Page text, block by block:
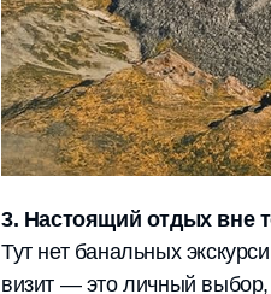
3. Настоящий отдых вне
Тут нет банальных
визит — это личный выбор,